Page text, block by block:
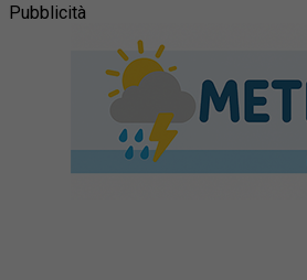
Pubblicità